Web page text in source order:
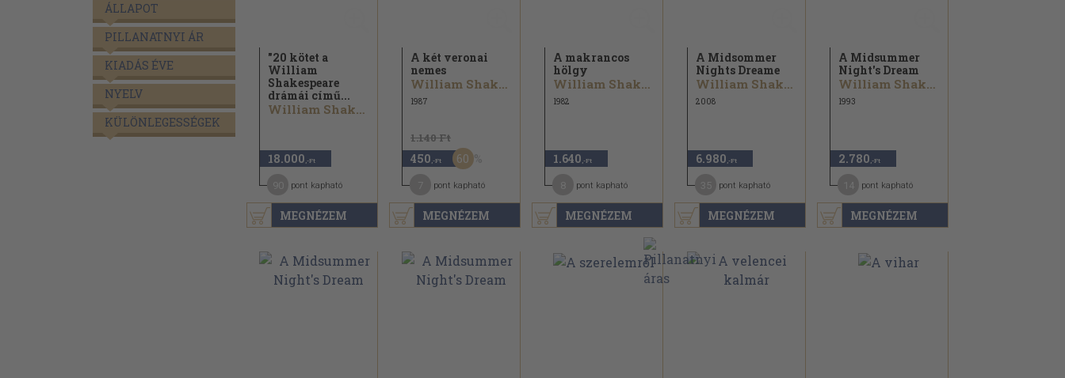
ÁLLAPOT
PILLANATNYI ÁR
KIADÁS ÉVE
NYELV
KÜLÖNLEGESSÉGEK
MEGNÉZEM
"20 kötet a
William
Shakespeare
drámái című...
William Shakespeare
18.000 ,-Ft
pont kapható
MEGNÉZEM
A két veronai
nemes
William Shakespeare
1987
1.140 Ft
450 ,-Ft 60
pont kapható
MEGNÉZEM
A makrancos
hölgy
William Shakespeare
1982
1.640 ,-Ft
pont kapható
MEGNÉZEM
A Midsommer
Nights Dreame
William Shakespeare
2008
6.980 ,-Ft
pont kapható
MEGNÉZEM
A Midsummer
Night's Dream
William Shakespeare
1993
2.780 ,-Ft
pont kapható